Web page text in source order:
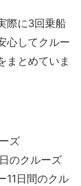
際に3回乗船
心してクルー
まとめていま
ズ
のクルーズ
11日間のクル